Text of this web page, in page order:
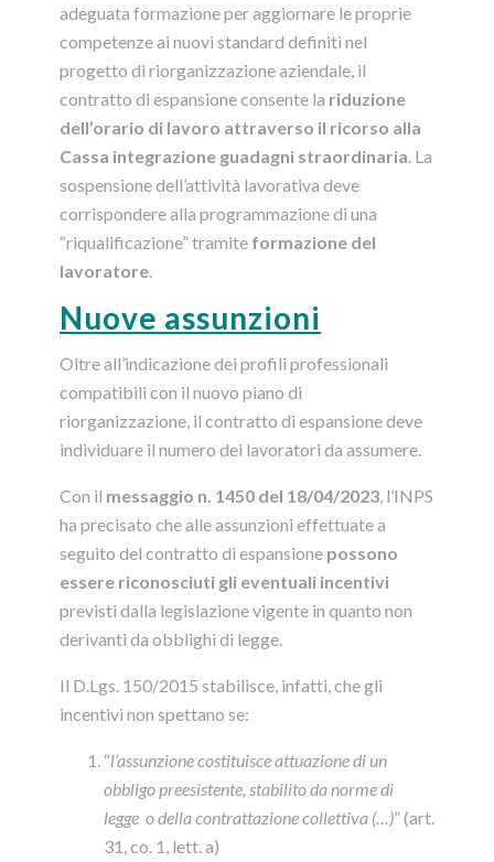
adeguata formazione per aggiornare le proprie
competenze ai nuovi standard definiti nel
progetto di riorganizzazione aziendale, il
contratto di espansione consente la riduzione
dell’orario di lavoro attraverso il ricorso alla
Cassa integrazione guadagni straordinaria . La
sospensione dell’attività lavorativa deve
corrispondere alla programmazione di una
“riqualificazione” tramite formazione del
lavoratore
Nuove assunzioni
Oltre all’indicazione dei profili professionali
compatibili con il nuovo piano di
riorganizzazione, il contratto di espansione deve
individuare il numero dei lavoratori da assumere.
Con il messaggio n. 1450 del 18/04/2023 , l’INPS
ha precisato che alle assunzioni effettuate a
seguito del contratto di espansione possono
essere riconosciuti gli eventuali incentivi
previsti dalla legislazione vigente in quanto non
derivanti da obblighi di legge.
Il D.Lgs. 150/2015 stabilisce, infatti, che gli
incentivi non spettano se:
“l’assunzione costituisce attuazione di un
obbligo preesistente, stabilito da norme di
legge o della contrattazione collettiva (…)” (art.
31, co. 1, lett. a)